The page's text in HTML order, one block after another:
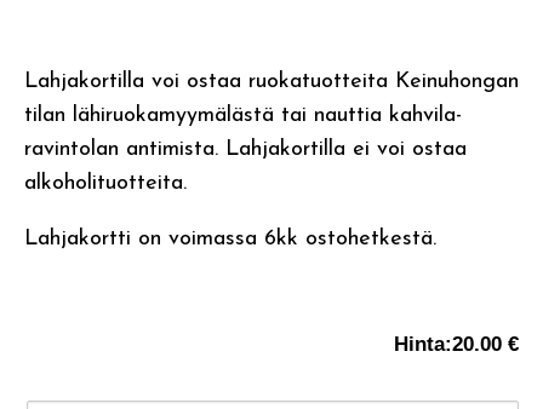
Lahjakortilla voi ostaa ruokatuotteita Keinuhongan
tilan lähiruokamyymälästä tai nauttia kahvila-
ravintolan antimista. Lahjakortilla ei voi ostaa
alkoholituotteita.
Lahjakortti on voimassa 6kk ostohetkestä.
Hinta:20.00 €